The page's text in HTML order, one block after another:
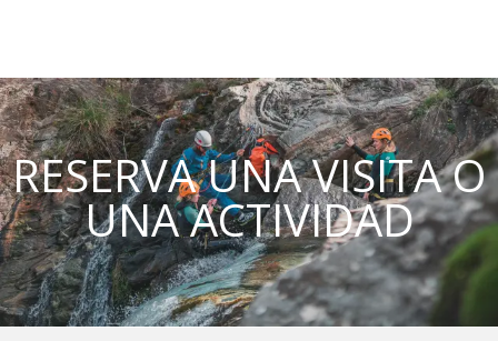
principal
RESERVA UNA VISITA O
UNA ACTIVIDAD